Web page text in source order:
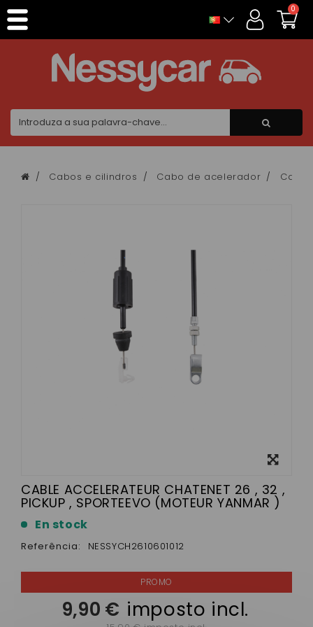
0
Cabos e cilindros Cabo de acelerador Cabo
CABLE ACCELERATEUR CHATENET 26 , 32 ,
PICKUP , SPORTEEVO (MOTEUR YANMAR )
En stock
Referência: NESSYCH2610601012
9,90 € imposto incl.
Painel de Gerenciamento de Cookies